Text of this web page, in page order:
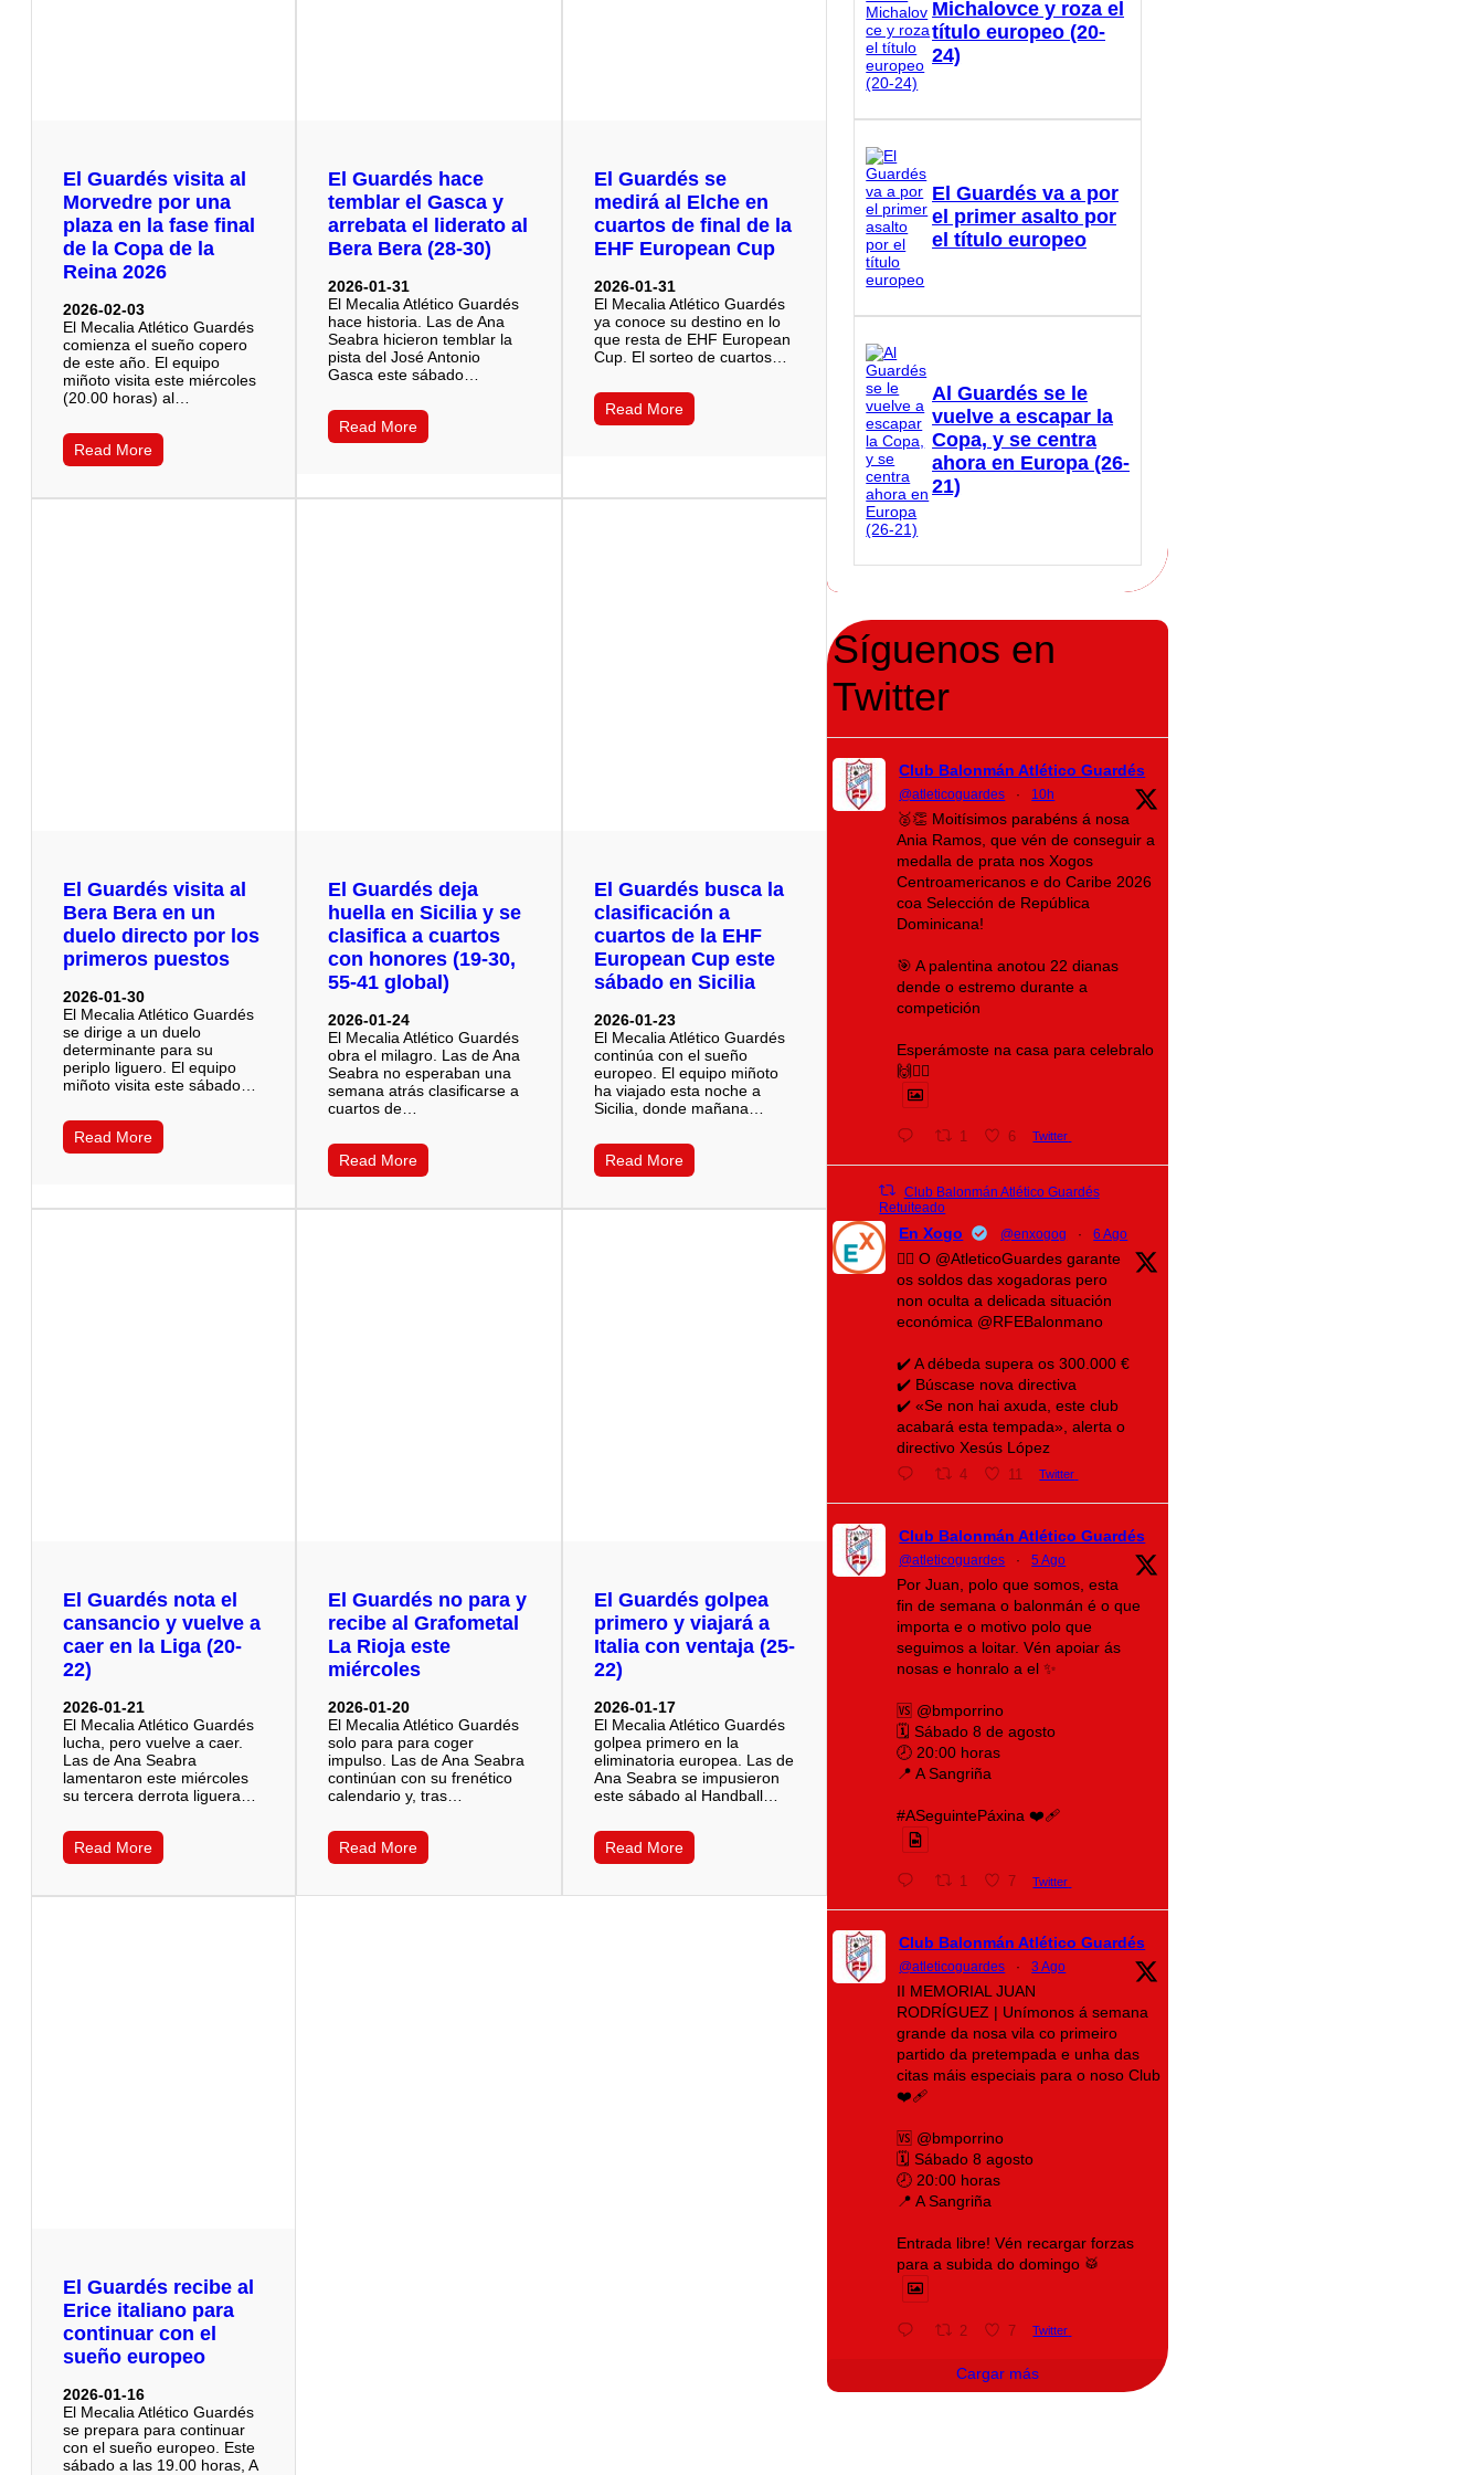
El Guardés visita al
Morvedre por una
plaza en la fase final
de la Copa de la
Reina 2026
2026-02-03
El Mecalia Atlético Guardés
comienza el sueño copero
de este año. El equipo
miñoto visita este miércoles
(20.00 horas) al…
Read More
El Guardés hace
temblar el Gasca y
arrebata el liderato al
Bera Bera (28-30)
2026-01-31
El Mecalia Atlético Guardés
hace historia. Las de Ana
Seabra hicieron temblar la
pista del José Antonio
Gasca este sábado…
Read More
El Guardés se
medirá al Elche en
cuartos de final de la
EHF European Cup
2026-01-31
El Mecalia Atlético Guardés
ya conoce su destino en lo
que resta de EHF European
Cup. El sorteo de cuartos…
Read More
El Guardés visita al
Bera Bera en un
duelo directo por los
primeros puestos
2026-01-30
El Mecalia Atlético Guardés
se dirige a un duelo
determinante para su
periplo liguero. El equipo
miñoto visita este sábado…
Read More
El Guardés deja
huella en Sicilia y se
clasifica a cuartos
con honores (19-30,
55-41 global)
2026-01-24
El Mecalia Atlético Guardés
obra el milagro. Las de Ana
Seabra no esperaban una
semana atrás clasificarse a
cuartos de…
Read More
El Guardés busca la
clasificación a
cuartos de la EHF
European Cup este
sábado en Sicilia
2026-01-23
El Mecalia Atlético Guardés
continúa con el sueño
europeo. El equipo miñoto
ha viajado esta noche a
Sicilia, donde mañana…
Read More
El Guardés nota el
cansancio y vuelve a
caer en la Liga (20-
22)
2026-01-21
El Mecalia Atlético Guardés
lucha, pero vuelve a caer.
Las de Ana Seabra
lamentaron este miércoles
su tercera derrota liguera…
Read More
El Guardés no para y
recibe al Grafometal
La Rioja este
miércoles
2026-01-20
El Mecalia Atlético Guardés
solo para para coger
impulso. Las de Ana Seabra
continúan con su frenético
calendario y, tras…
Read More
El Guardés golpea
primero y viajará a
Italia con ventaja (25-
22)
2026-01-17
El Mecalia Atlético Guardés
golpea primero en la
eliminatoria europea. Las de
Ana Seabra se impusieron
este sábado al Handball…
Read More
El Guardés recibe al
Erice italiano para
continuar con el
sueño europeo
2026-01-16
El Mecalia Atlético Guardés
se prepara para continuar
con el sueño europeo. Este
sábado a las 19.00 horas, A
Michalovce y roza el
título europeo (20-
24)
El Guardés va a por
el primer asalto por
el título europeo
Al Guardés se le
vuelve a escapar la
Copa, y se centra
ahora en Europa (26-
21)
Síguenos en
Twitter
Club Balonmán Atlético Guardés
@atleticoguardes · 10h
🥈👏 Moitísimos parabéns á nosa
Ania Ramos, que vén de conseguir a
medalla de prata nos Xogos
Centroamericanos e do Caribe 2026
coa Selección de República
Dominicana!
🎯 A palentina anotou 22 dianas
dende o estremo durante a
competición
Esperámoste na casa para celebralo
🙌❤️‍🔥
1 6 Twitter
Club Balonmán Atlético Guardés
Retuiteado
En Xogo @enxogog · 6 Ago
🤾‍♀️ O @AtleticoGuardes garante
os soldos das xogadoras pero
non oculta a delicada situación
económica @RFEBalonmano
✔️ A débeda supera os 300.000 €
✔️ Búscase nova directiva
✔️ «Se non hai axuda, este club
acabará esta tempada», alerta o
directivo Xesús López
4 11 Twitter
Club Balonmán Atlético Guardés
@atleticoguardes · 5 Ago
Por Juan, polo que somos, esta
fin de semana o balonmán é o que
importa e o motivo polo que
seguimos a loitar. Vén apoiar ás
nosas e honralo a el ✨
🆚 @bmporrino
🗓️ Sábado 8 de agosto
🕗 20:00 horas
📍 A Sangriña
#ASeguintePáxina ❤️‍🩹
1 7 Twitter
Club Balonmán Atlético Guardés
@atleticoguardes · 3 Ago
II MEMORIAL JUAN
RODRÍGUEZ | Unímonos á semana
grande da nosa vila co primeiro
partido da pretempada e unha das
citas máis especiais para o noso Club
❤️‍🩹
🆚 @bmporrino
🗓️ Sábado 8 agosto
🕗 20:00 horas
📍 A Sangriña
Entrada libre! Vén recargar forzas
para a subida do domingo 🥁
2 7 Twitter
Cargar más